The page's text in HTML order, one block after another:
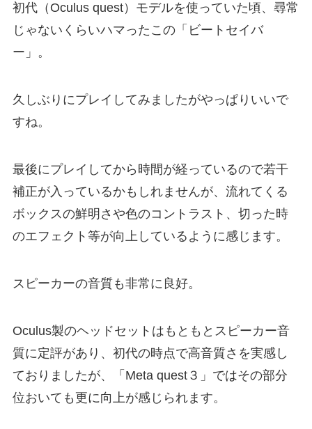
初代（Oculus quest）モデルを使っていた頃、尋常
じゃないくらいハマったこの「ビートセイバ
ー」。
久しぶりにプレイしてみましたがやっぱりいいで
すね。
最後にプレイしてから時間が経っているので若干
補正が入っているかもしれませんが、流れてくる
ボックスの鮮明さや色のコントラスト、切った時
のエフェクト等が向上しているように感じます。
スピーカーの音質も非常に良好。
Oculus製のヘッドセットはもともとスピーカー音
質に定評があり、初代の時点で高音質さを実感し
ておりましたが、「Meta quest３」ではその部分
位おいても更に向上が感じられます。